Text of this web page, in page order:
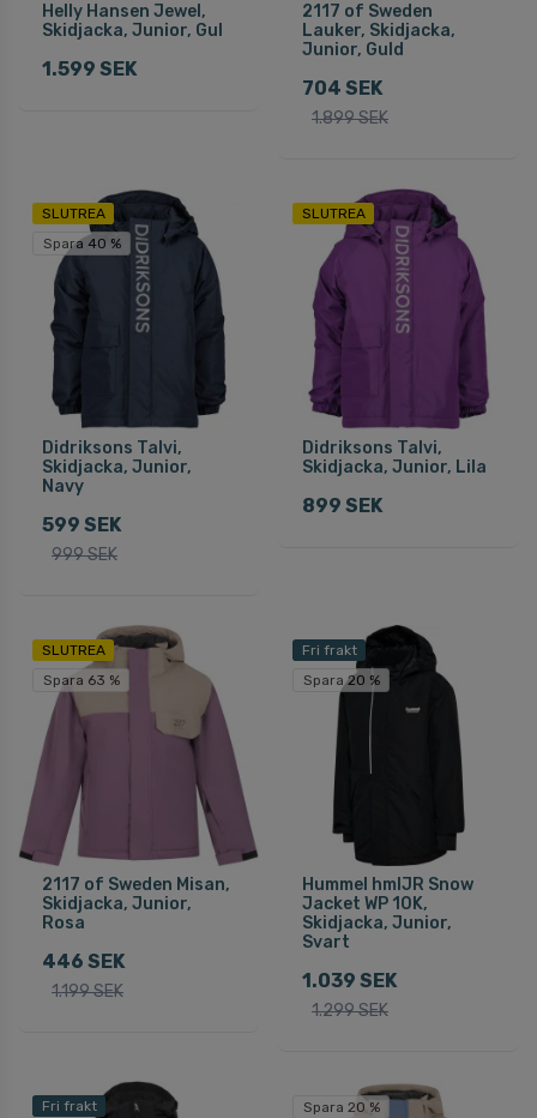
Helly Hansen Jewel,
Skidjacka, Junior, Gul
1.599 SEK
2117 of Sweden
Lauker, Skidjacka,
Junior, Guld
704 SEK
1.899 SEK
SLUTREA
Spara 40 %
Didriksons Talvi,
Skidjacka, Junior,
Navy
599 SEK
999 SEK
SLUTREA
Didriksons Talvi,
Skidjacka, Junior, Lila
899 SEK
SLUTREA
Spara 63 %
2117 of Sweden Misan,
Skidjacka, Junior,
Rosa
446 SEK
1.199 SEK
Fri frakt
Spara 20 %
Hummel hmlJR Snow
Jacket WP 10K,
Skidjacka, Junior,
Svart
1.039 SEK
1.299 SEK
Fri frakt Spara 20 %